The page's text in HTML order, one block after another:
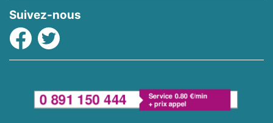
Suivez-nous
Facebook
Twitter